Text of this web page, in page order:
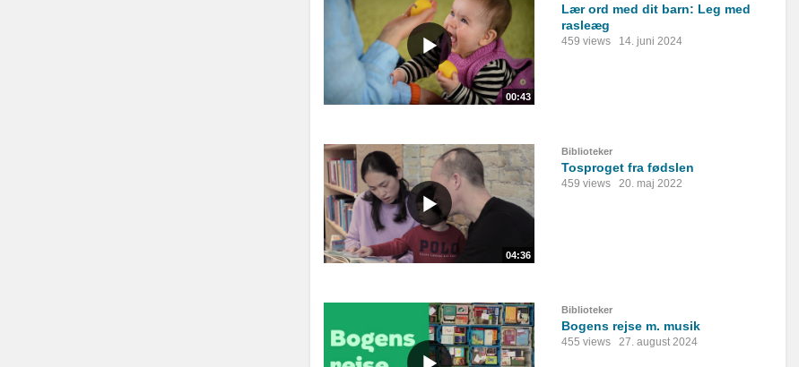
00:43
Lær ord med dit barn: Leg med
rasleæg
459 views 14. juni 2024
04:36
Biblioteker
Tosproget fra fødslen
459 views 20. maj 2022
Biblioteker
Bogens rejse m. musik
455 views 27. august 2024